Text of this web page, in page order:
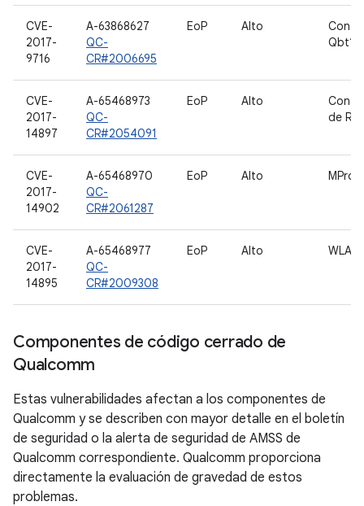
CVE-
2017-
9716
A-63868627
QC-
CR#2006695
EoP Alto
CVE-
2017-
14897
A-65468973
QC-
CR#2054091
EoP Alto
de
CVE-
2017-
14902
A-65468970
QC-
CR#2061287
EoP Alto MProc
CVE-
2017-
14895
A-65468977
QC-
CR#2009308
EoP Alto WLAN
Componentes de código cerrado de
Qualcomm
Estas vulnerabilidades afectan a los componentes de
Qualcomm y se describen con mayor detalle en el boletín
de seguridad o la alerta de seguridad de AMSS de
Qualcomm correspondiente. Qualcomm proporciona
directamente la evaluación de gravedad de estos
problemas.